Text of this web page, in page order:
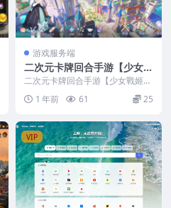
游戏服务端
二次元卡牌回合手游【少女戰
姬修复版】最新整理CentOS
手工服务端+运维后台+管理
后台+GM授权后台+CDK账号
二次元卡牌回合手游【少女戰姬修
复版】最新整理CentOS手工服务
端+运维后台+管...
1 年前 61 25
VIP